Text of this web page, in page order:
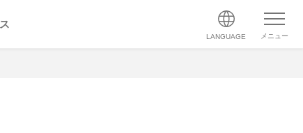
LANGUAGE メニュー